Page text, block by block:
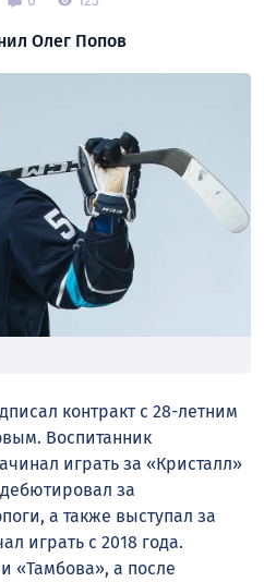
Олег Попов
контракт с 28-летним
Воспитанник
играть за «Кристалл»
за
а также выступал за
играть с 2018 года.
«Тамбова», а после